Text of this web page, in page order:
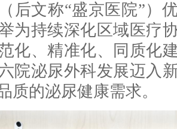
后文称“盛京医院”）
为持续深化区域医疗
化、精准化、同质化
院泌尿外科发展迈入
质的泌尿健康需求。